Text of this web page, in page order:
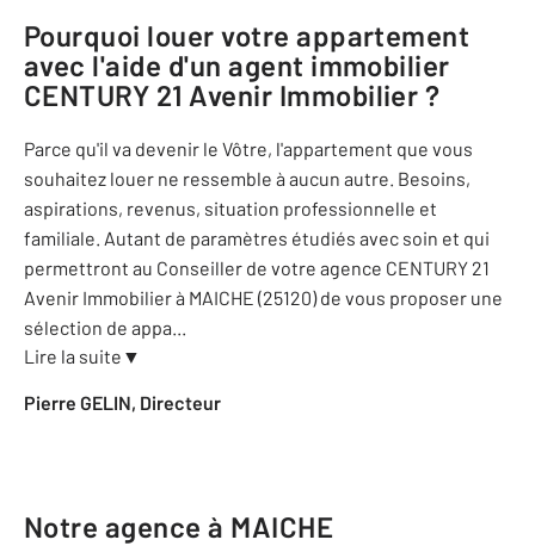
Pourquoi louer votre appartement
avec l'aide d'un agent immobilier
CENTURY 21 Avenir Immobilier ?
Parce qu'il va devenir le Vôtre, l'appartement que vous
souhaitez louer ne ressemble à aucun autre. Besoins,
aspirations, revenus, situation professionnelle et
familiale. Autant de paramètres étudiés avec soin et qui
permettront au Conseiller de votre agence CENTURY 21
Avenir Immobilier à MAICHE (25120) de vous proposer une
sélection de appa...
Lire la suite ▼
Pierre GELIN, Directeur
Notre agence à MAICHE